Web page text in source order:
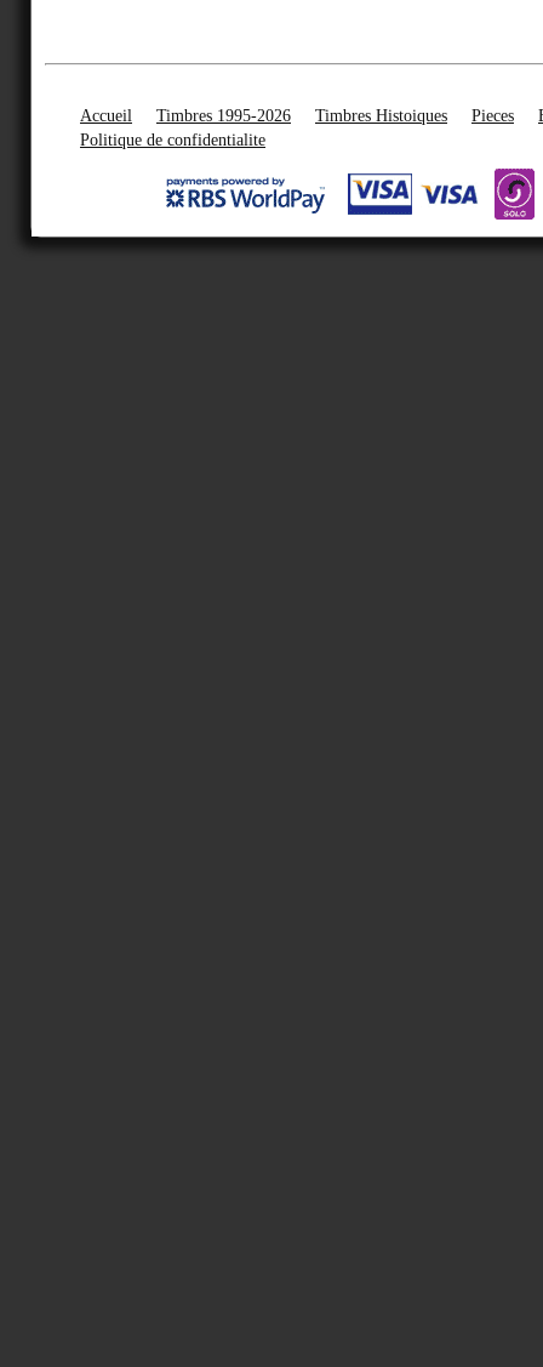
Accueil Timbres 1995-2026 Timbres Histoiques Pieces
Politique de confidentialite